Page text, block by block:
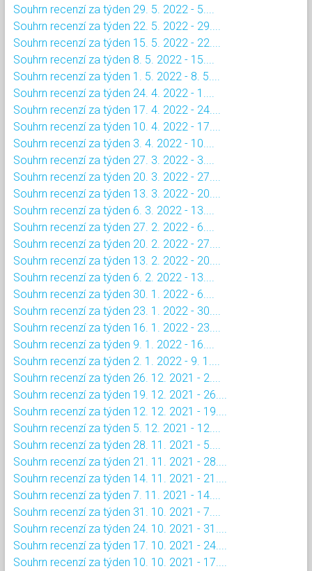
Souhrn recenzí za týden 29. 5. 2022 - 5....
Souhrn recenzí za týden 22. 5. 2022 - 29....
Souhrn recenzí za týden 15. 5. 2022 - 22....
Souhrn recenzí za týden 8. 5. 2022 - 15....
Souhrn recenzí za týden 1. 5. 2022 - 8. 5....
Souhrn recenzí za týden 24. 4. 2022 - 1....
Souhrn recenzí za týden 17. 4. 2022 - 24....
Souhrn recenzí za týden 10. 4. 2022 - 17....
Souhrn recenzí za týden 3. 4. 2022 - 10....
Souhrn recenzí za týden 27. 3. 2022 - 3....
Souhrn recenzí za týden 20. 3. 2022 - 27....
Souhrn recenzí za týden 13. 3. 2022 - 20....
Souhrn recenzí za týden 6. 3. 2022 - 13....
Souhrn recenzí za týden 27. 2. 2022 - 6....
Souhrn recenzí za týden 20. 2. 2022 - 27....
Souhrn recenzí za týden 13. 2. 2022 - 20....
Souhrn recenzí za týden 6. 2. 2022 - 13....
Souhrn recenzí za týden 30. 1. 2022 - 6....
Souhrn recenzí za týden 23. 1. 2022 - 30....
Souhrn recenzí za týden 16. 1. 2022 - 23....
Souhrn recenzí za týden 9. 1. 2022 - 16....
Souhrn recenzí za týden 2. 1. 2022 - 9. 1....
Souhrn recenzí za týden 26. 12. 2021 - 2....
Souhrn recenzí za týden 19. 12. 2021 - 26....
Souhrn recenzí za týden 12. 12. 2021 - 19....
Souhrn recenzí za týden 5. 12. 2021 - 12....
Souhrn recenzí za týden 28. 11. 2021 - 5....
Souhrn recenzí za týden 21. 11. 2021 - 28....
Souhrn recenzí za týden 14. 11. 2021 - 21....
Souhrn recenzí za týden 7. 11. 2021 - 14....
Souhrn recenzí za týden 31. 10. 2021 - 7....
Souhrn recenzí za týden 24. 10. 2021 - 31....
Souhrn recenzí za týden 17. 10. 2021 - 24....
Souhrn recenzí za týden 10. 10. 2021 - 17....